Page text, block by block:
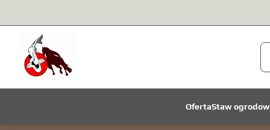
OfertaStaw